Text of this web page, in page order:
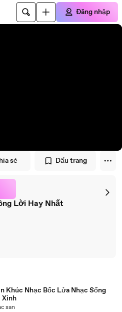
Đăng nhập
sẻ Dấu trang
Lời Hay Nhất
Khúc Nhạc Bốc Lửa Nhạc Sống
Xinh
san